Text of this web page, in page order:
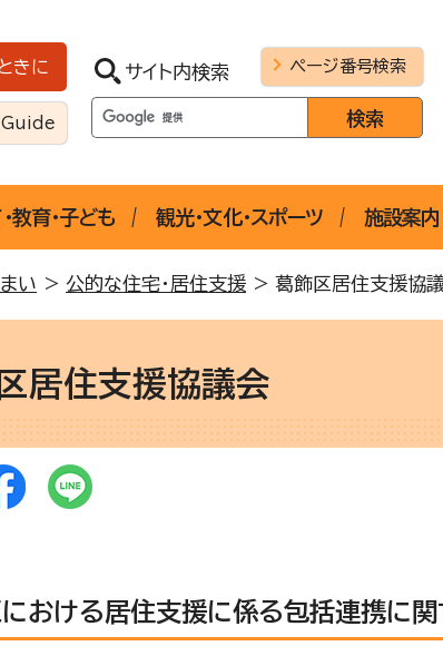
きに サイト内検索 ページ番号検索
教育・子ども 観光・文化・スポーツ 施設案内
い > 公的な住宅・居住支援 > 葛飾区居住支援協
居住支援協議会
おける居住支援に係る包括連携に